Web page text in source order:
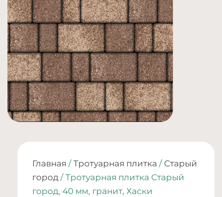
Главная / Тротуарная плитка / Старый
город / Тротуарная плитка Старый
город, 40 мм, гранит, Хаски